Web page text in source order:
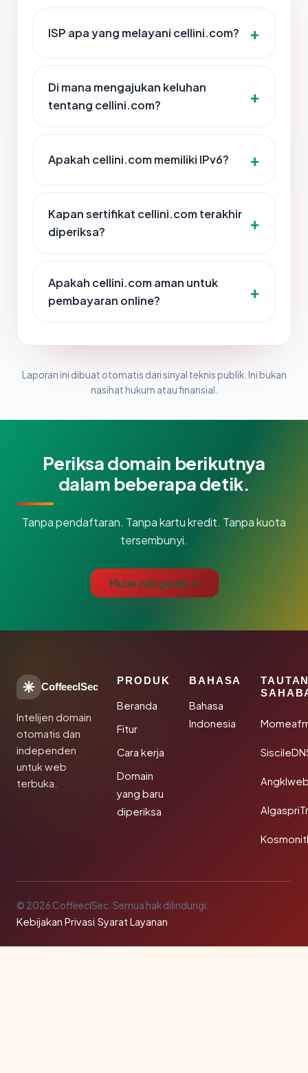
ISP apa yang melayani cellini.com?
Di mana mengajukan keluhan
tentang cellini.com?
Apakah cellini.com memiliki IPv6?
Kapan sertifikat cellini.com terakhir
diperiksa?
Apakah cellini.com aman untuk
pembayaran online?
Laporan ini dibuat otomatis dari sinyal teknis publik. Ini bukan
nasihat hukum atau finansial.
Periksa domain berikutnya
dalam beberapa detik.
Tanpa pendaftaran. Tanpa kartu kredit. Tanpa kuota
tersembunyi.
Mulai cek gratis →
CoffeeclSec
Intelijen domain
otomatis dan
independen
untuk web
terbuka.
PRODUK
Beranda
Fitur
Cara kerja
Domain
yang baru
diperiksa
BAHASA
Bahasa
Indonesia
© 2026 CoffeeclSec. Semua hak dilindungi.
Kebijakan Privasi·Syarat Layanan